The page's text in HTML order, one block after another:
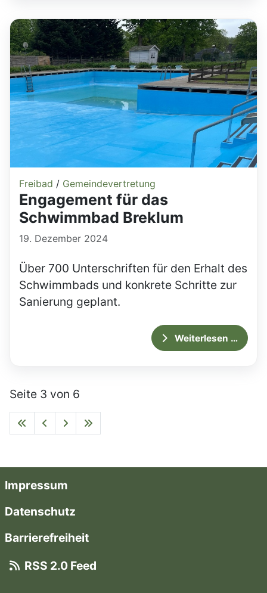
Freibad / Gemeindevertretung
Engagement für das
Schwimmbad Breklum
19. Dezember 2024
Über 700 Unterschriften für den Erhalt des
Schwimmbads und konkrete Schritte zur
Sanierung geplant.
Weiterlesen …
Seite 3 von 6
Impressum
Datenschutz
Barrierefreiheit
RSS 2.0 Feed